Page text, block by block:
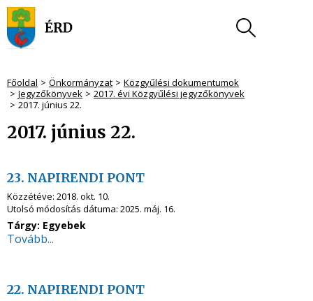
Főoldal Önkormányzat
Közgyűlési dokumentumok
Jegyzőkönyvek
2017. évi Közgyűlési jegyzőkönyvek
2017. június 22.
2017. június 22.
23. NAPIRENDI PONT
Közzétéve: 2018. okt. 10.
Utolsó módosítás dátuma: 2025. máj. 16.
Tárgy: Egyebek
Tovább...
22. NAPIRENDI PONT